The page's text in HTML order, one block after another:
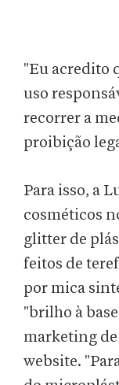
"Eu acredito
uso
recorrer a
proibição
Para isso, a
cosméticos
glitter de
feitos de
por mica
"brilho à
marketing de
website.